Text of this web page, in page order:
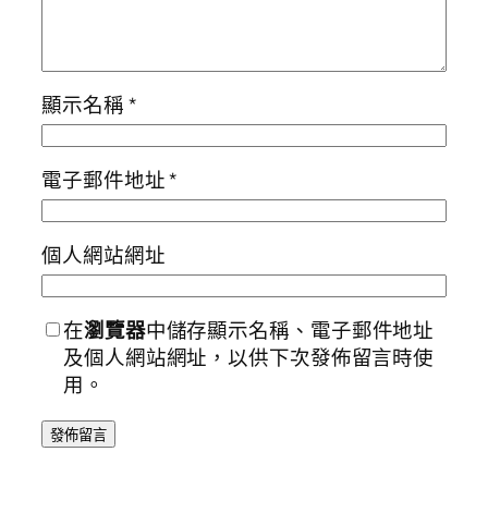
顯示名稱*
電子郵件地址*
個人網站網址
在瀏覽器中儲存顯示名稱、電子郵件地址
及個人網站網址，以供下次發佈留言時使
用。